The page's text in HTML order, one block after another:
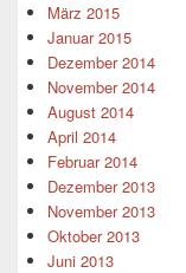
März 2015
Januar 2015
Dezember 2014
November 2014
August 2014
April 2014
Februar 2014
Dezember 2013
November 2013
Oktober 2013
Juni 2013